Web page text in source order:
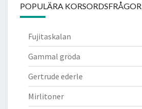
POPULÄRA KORSORDSFRÅGOR
Fujitaskalan
Gammal gröda
Gertrude ederle
Mirlitoner